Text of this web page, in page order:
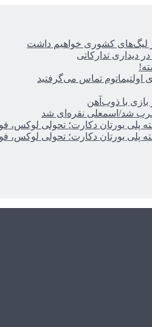
در لیگ‌های کشوری خواهیم داشت
دیداری تدارکاتی
اولتیماتوم تماس می‌گرفتید
بازی با ذوب‌آهن
ضرب شد/اسمعلی نقره‌ای شد
پلی یورتان دکارت؛ تحولی
پلی یورتان دکارت؛ تحولی